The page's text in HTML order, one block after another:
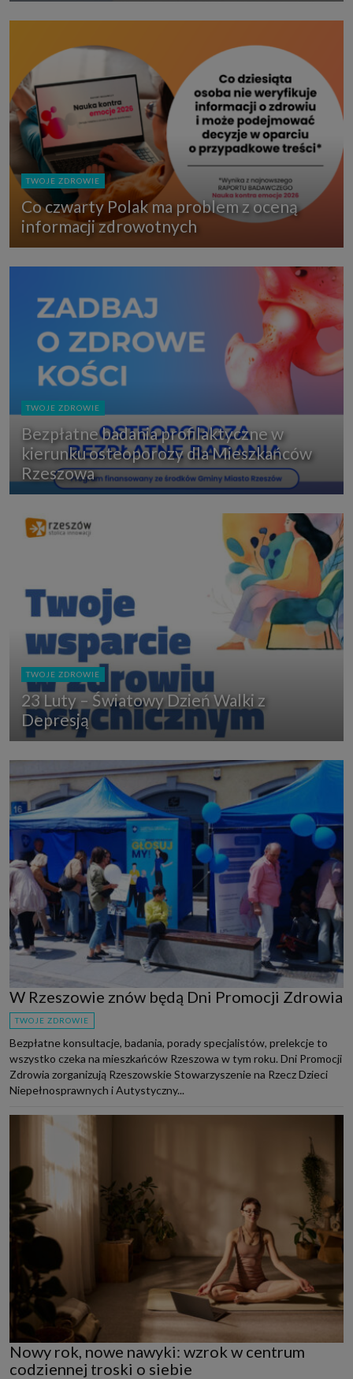
TWOJE ZDROWIE
Co czwarty Polak ma problem z oceną
informacji zdrowotnych
TWOJE ZDROWIE
Bezpłatne badania profilaktyczne w
kierunku osteoporozy dla Mieszkańców
Rzeszowa
TWOJE ZDROWIE
23 Luty – Światowy Dzień Walki z
Depresją
W Rzeszowie znów będą Dni Promocji Zdrowia
TWOJE ZDROWIE
Bezpłatne konsultacje, badania, porady specjalistów, prelekcje to
wszystko czeka na mieszkańców Rzeszowa w tym roku. Dni Promocji
Zdrowia zorganizują Rzeszowskie Stowarzyszenie na Rzecz Dzieci
Niepełnosprawnych i Autystyczny...
Nowy rok, nowe nawyki: wzrok w centrum
codziennej troski o siebie